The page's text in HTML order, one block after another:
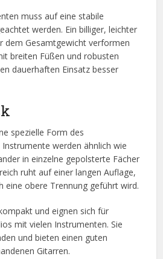
muss auf eine stabile
werden. Ein billiger, leichter
dem Gesamtgewicht verformen
breiten Füßen und robusten
dauerhaften Einsatz besser
spezielle Form des
werden ähnlich wie
in einzelne gepolsterte Fächer
ruht auf einer langen Auflage,
eine obere Trennung geführt wird.
und eignen sich für
mit vielen Instrumenten. Sie
und bieten einen guten
Gitarren.